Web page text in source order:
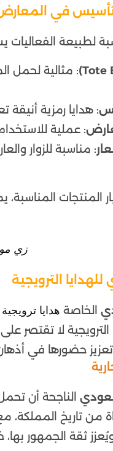
في
لطبيعة الفعاليات
: مثالية لحمل
: هدايا رمزية أنيقة
: عملية
: مناسبة للزوار
المنتجات
زي
الترويجية
الخاصة هدايا
الترويجية لا
وتعزيز حضورها في
الناجحة أن
من تاريخ المملكة،
ويُعزز ثقة الجمهور